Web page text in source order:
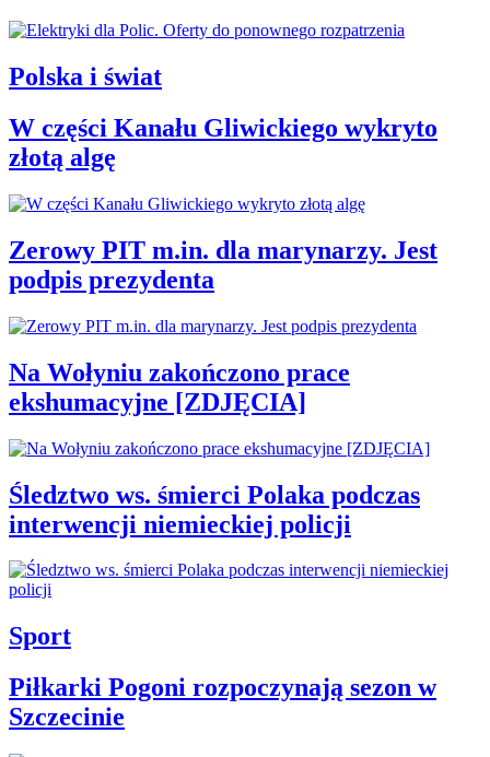
Polska i świat
W części Kanału Gliwickiego wykryto
złotą algę
Zerowy PIT m.in. dla marynarzy. Jest
podpis prezydenta
Na Wołyniu zakończono prace
ekshumacyjne [ZDJĘCIA]
Śledztwo ws. śmierci Polaka podczas
interwencji niemieckiej policji
Sport
Piłkarki Pogoni rozpoczynają sezon w
Szczecinie